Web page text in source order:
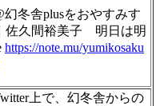
冬舎plusをおやすみす
佐久間裕美子 明日は明
https://note.mu/yumikosaku
上で、幻冬舎からの